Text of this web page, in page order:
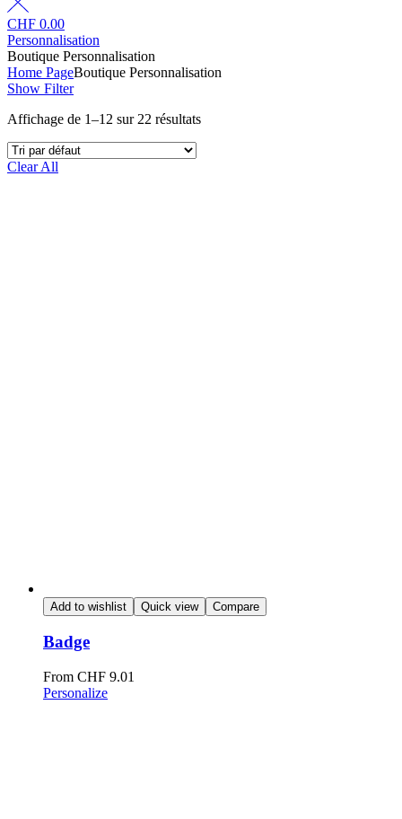
CHF 0.00
Personnalisation
Boutique Personnalisation
Home PageBoutique Personnalisation
Show Filter
Affichage de 1–12 sur 22 résultats
Clear All
Add to wishlist Quick view Compare
Badge
From CHF 9.01
Personalize